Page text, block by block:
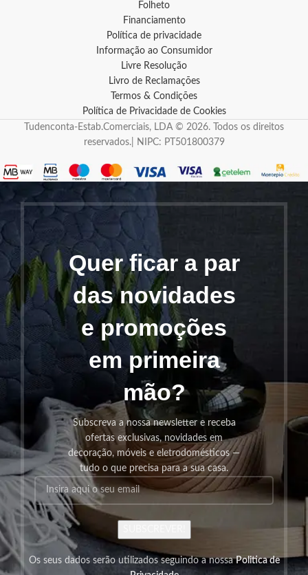
Folheto
Financiamento
Política de privacidade
Informação ao Consumidor
Livre Resolução
Livro de Reclamações
Termos & Condições
Política de Privacidade de Cookies
Tudenconta-Estab.Comerciais, LDA © 2026. Todos os direitos
reservados.| NIPC: PT501800379
Quer ficar a par
das novidades
e promoções
em primeira
mão?
Subscreva a nossa newsletter e receba
ofertas exclusivas, novidades em
decoração, móveis e eletrodomésticos —
tudo o que precisa para a sua casa.
Os seus dados serão utilizados seguindo a nossaPolitica de